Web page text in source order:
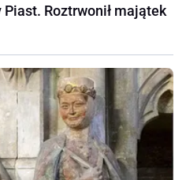
Roztrwonił majątek